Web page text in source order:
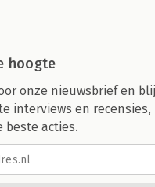
hoogte
onze nieuwsbrief en
interviews en
beste acties.